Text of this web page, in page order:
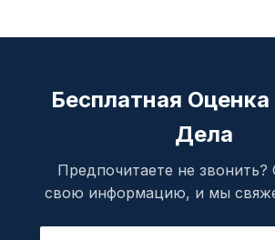
Бесплатная
Дела
Предпочитаете не звонить?
свою информацию, и мы